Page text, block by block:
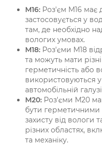
M16: Роз'єм M16 має
застосовується у
там, де необхідно
вологих умовах.
M18: Роз'єми M18
та можуть мати
герметичність або
використовуються
автомобільній
M20: Роз'єми M20
бути
захисту від вологи
різних областях,
та механіку.